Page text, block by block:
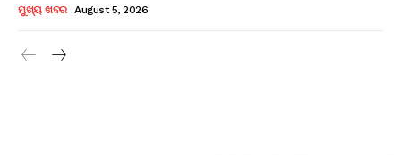
ମୁଖ୍ୟ ଖବର August 5, 2026